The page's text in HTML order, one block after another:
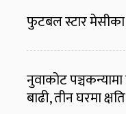
फुटबल स्टार
नुवाकोट
बाढी, तीन घरमा क्षति